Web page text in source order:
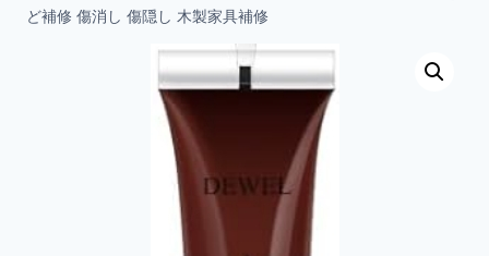
ど補修 傷消し 傷隠し 木製家具補修